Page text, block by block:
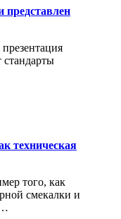
представлен
стандарты
техническая
того, как
смекалки и